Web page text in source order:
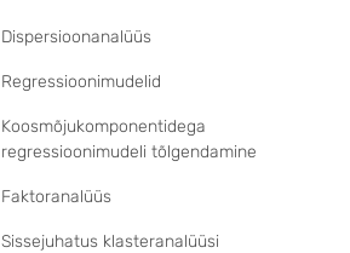
Dispersioonanalüüs
Regressioonimudelid
Koosmõjukomponentidega
regressioonimudeli tõlgendamine
Faktoranalüüs
Sissejuhatus klasteranalüüsi